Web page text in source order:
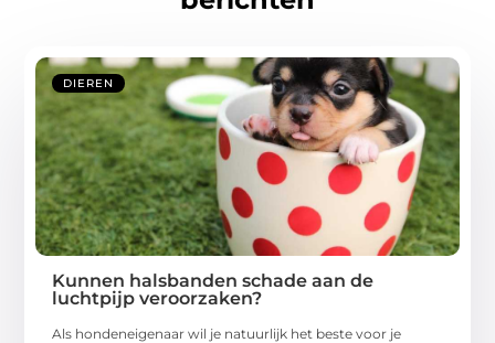
DIEREN
Kunnen halsbanden schade aan de
luchtpijp veroorzaken?
Als hondeneigenaar wil je natuurlijk het beste voor je